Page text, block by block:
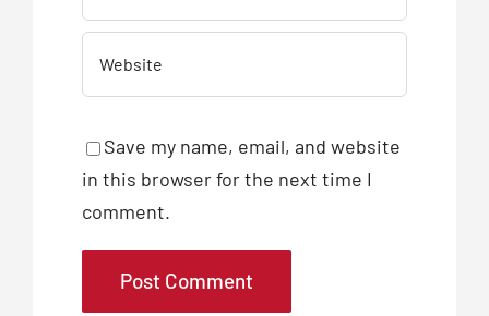
Save my name, email, and website
in this browser for the next time I
comment.